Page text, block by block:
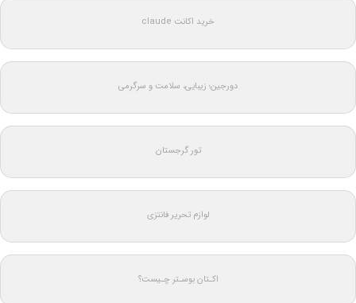
خرید اکانت claude
دورجین؛ زیبایی، سلامت و سرگرمی
تور گرجستان
لوازم تحریر فانتزی
اکـتان بوسـتر چـیست؟